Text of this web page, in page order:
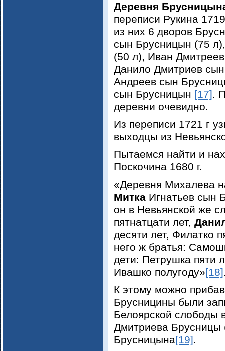
Деревня
переписи Рукина
из них 6 дворов
сын Брусницын (75
(50 л), Иван
Данило Дмитриев
Андреев сын
сын Брусницын [17].
деревни очевидно.
Из переписи 1721 г
выходцы из
Пытаемся найти и
Поскочина 1680 г.
«Деревня Михалева
Митка Игнатьев сын
он в Невьянской же
пятнатцати лет,
десяти лет, Филатко
него ж братья:
дети: Петрушка пяти
Ивашко полугоду»[18]
К этому можно
Брусницины были
Белоярской слободы
Дмитриева
Брусницына[19].